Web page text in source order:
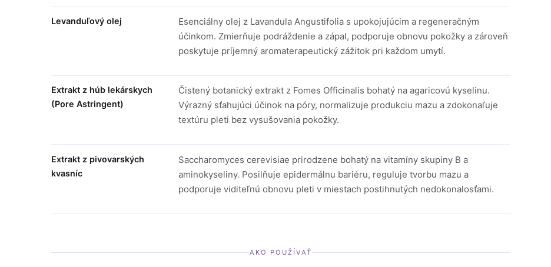
Levanduľový olej
Esenciálny olej z Lavandula Angustifolia s upokojujúcim a regeneračným
účinkom. Zmierňuje podráždenie a zápal, podporuje obnovu pokožky a zároveň
poskytuje príjemný aromaterapeutický zážitok pri každom umytí.
Extrakt z húb lekárskych
(Pore Astringent)
Čistený botanický extrakt z Fomes Officinalis bohatý na agaricovú kyselinu.
Výrazný sťahujúci účinok na póry, normalizuje produkciu mazu a zdokonaľuje
textúru pleti bez vysušovania pokožky.
Extrakt z pivovarských
kvasníc
Saccharomyces cerevisiae prirodzene bohatý na vitamíny skupiny B a
aminokyseliny. Posilňuje epidermálnu bariéru, reguluje tvorbu mazu a
podporuje viditeľnú obnovu pleti v miestach postihnutých nedokonalosťami.
AKO POUŽÍVAŤ